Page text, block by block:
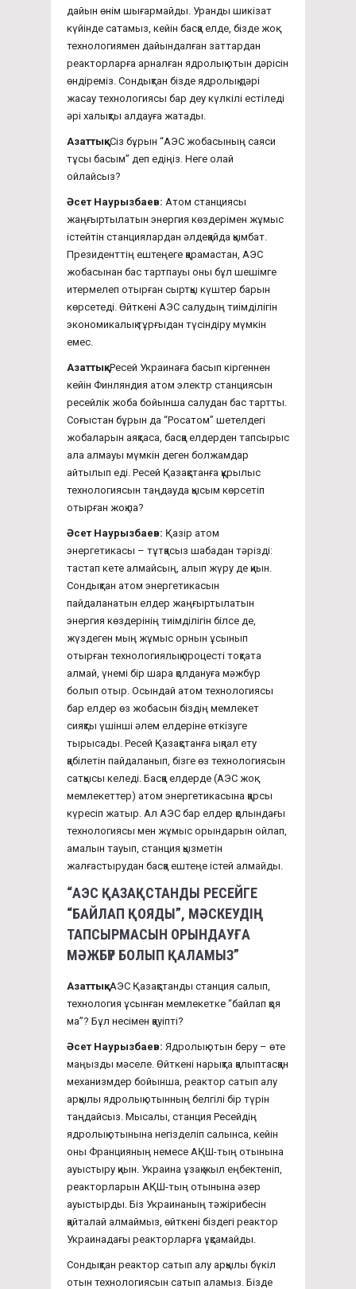
дайын өнім шығармайды. Уранды шикізат
күйінде сатамыз, кейін басқа елде, бізде жоқ
технологиямен дайындалған заттардан
реакторларға арналған ядролық отын дәрісін
өндіреміз. Сондықтан бізде ядролық дәрі
жасау технологиясы бар деу күлкілі естіледі
әрі халықты алдауға жатады.
Азаттық:Сіз бұрын “АЭС жобасының саяси
тұсы басым” деп едіңіз. Неге олай
ойлайсыз?
Әсет Наурызбаев: Атом станциясы
жаңғыртылатын энергия көздерімен жұмыс
істейтін станциялардан әлдеқайда қымбат.
Президенттің ештеңеге қарамастан, АЭС
жобасынан бас тартпауы оны бұл шешімге
итермелеп отырған сыртқы күштер барын
көрсетеді. Өйткені АЭС салудың тиімділігін
экономикалық тұрғыдан түсіндіру мүмкін
емес.
Азаттық:Ресей Украинаға басып кіргеннен
кейін Финляндия атом электр станциясын
ресейлік жоба бойынша салудан бас тартты.
Соғыстан бұрын да “Росатом” шетелдегі
жобаларын аяқтаса, басқа елдерден тапсырыс
ала алмауы мүмкін деген болжамдар
айтылып еді. Ресей Қазақстанға құрылыс
технологиясын таңдауда қысым көрсетіп
отырған жоқ па?
Әсет Наурызбаев: Қазір атом
энергетикасы – тұтқасыз шабадан тәрізді:
тастап кете алмайсың, алып жүру де қиын.
Сондықтан атом энергетикасын
пайдаланатын елдер жаңғыртылатын
энергия көздерінің тиімділігін білсе де,
жүздеген мың жұмыс орнын ұсынып
отырған технологиялық процесті тоқтата
алмай, үнемі бір шара қолдануға мәжбүр
болып отыр. Осындай атом технологиясы
бар елдер өз жобасын біздің мемлекет
сияқты үшінші әлем елдеріне өткізуге
тырысады. Ресей Қазақстанға ықпал ету
қабілетін пайдаланып, бізге өз технологиясын
сатқысы келеді. Басқа елдерде (АЭС жоқ
мемлекеттер) атом энергетикасына қарсы
күресіп жатыр. Ал АЭС бар елдер қолындағы
технологиясы мен жұмыс орындарын ойлап,
амалын тауып, станция қызметін
жалғастырудан басқа ештеңе істей алмайды.
“АЭС ҚАЗАҚСТАНДЫ РЕСЕЙГЕ
“БАЙЛАП ҚОЯДЫ”, МӘСКЕУДІҢ
ТАПСЫРМАСЫН ОРЫНДАУҒА
МӘЖБҮР БОЛЫП ҚАЛАМЫЗ”
Азаттық:АЭС Қазақстанды станция салып,
технология ұсынған мемлекетке “байлап қоя
ма”? Бұл несімен қауіпті?
Әсет Наурызбаев: Ядролық отын беру – өте
маңызды мәселе. Өйткені нарықта қалыптасқан
механизмдер бойынша, реактор сатып алу
арқылы ядролық отынның белгілі бір түрін
таңдайсыз. Мысалы, станция Ресейдің
ядролық отынына негізделіп салынса, кейін
оны Францияның немесе АҚШ-тың отынына
ауыстыру қиын. Украина ұзақ жыл еңбектеніп,
реакторларын АҚШ-тың отынына әзер
ауыстырды. Біз Украинаның тәжірибесін
қайталай алмаймыз, өйткені біздегі реактор
Украинадағы реакторларға ұқсамайды.
Сондықтан реактор сатып алу арқылы бүкіл
отын технологиясын сатып аламыз. Бізде